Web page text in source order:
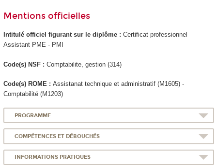
Mentions officielles
Intitulé officiel figurant sur le diplôme : Certificat professionnel
Assistant PME - PMI
Code(s) NSF : Comptabilite, gestion (314)
Code(s) ROME : Assistanat technique et administratif (M1605) -
Comptabilité (M1203)
PROGRAMME
COMPÉTENCES ET DÉBOUCHÉS
INFORMATIONS PRATIQUES